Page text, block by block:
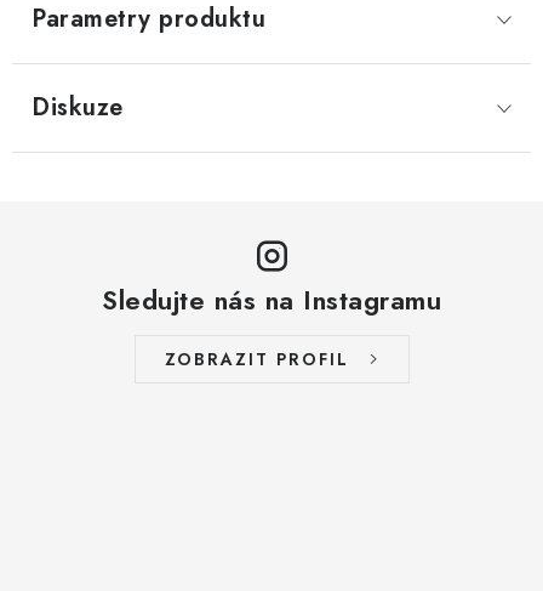
Parametry produktu
Diskuze
Sledujte nás na Instagramu
ZOBRAZIT PROFIL